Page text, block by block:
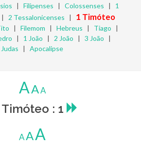
| Filipenses | Colossenses | 1
| 2 Tessalonicenses | 1 Timóteo
| Filemom | Hebreus | Tiago |
| 1 João | 2 João | 3 João |
Judas | Apocalipse
AAA
Timóteo : 1
AAA